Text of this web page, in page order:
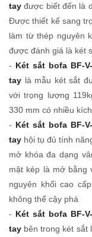
tay được biết đến là
Được thiết kế sang
làm từ thép nguyên
được đánh giá là két
- Két sắt bofa BF-
tay là mẫu két sắt
với trọng lượng
330 mm có nhiều
- Két sắt bofa BF-
tay hội tụ đủ tính
mở khóa đa dạng
mật kép là mở bằng
nguyên khối cao
không thể cậy phá
- Két sắt bofa BF-
tay bên trong két sắt